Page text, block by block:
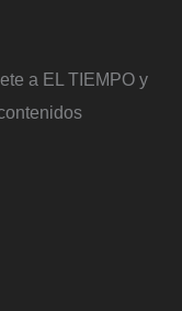
a EL TIEMPO y